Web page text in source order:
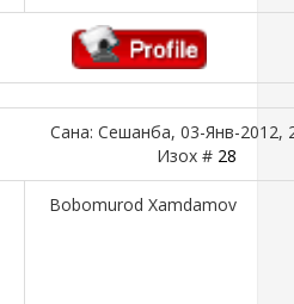
Сана: Сешанба, 03-Янв-2012,
Изох # 28
Bobomurod Xamdamov